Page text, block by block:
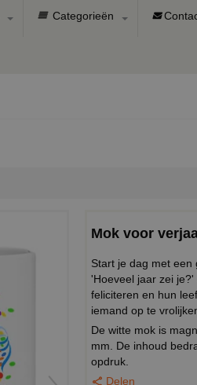
Categorieën
Mok voor
Start je dag met
'Hoeveel jaar zei
feliciteren en hun
iemand op te
De witte mok is
mm. De inhoud
opdruk.
Delen